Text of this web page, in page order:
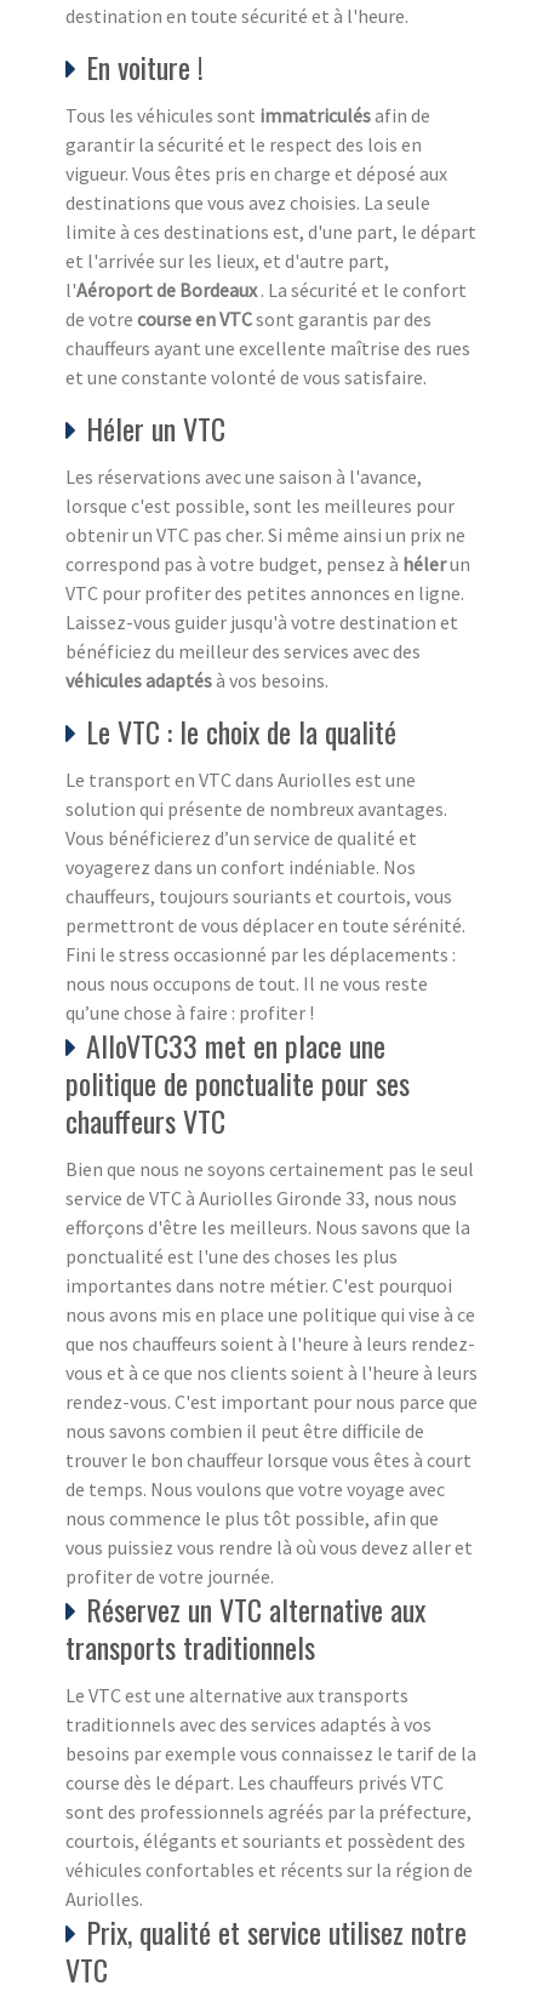
destination en toute sécurité et à l'heure.
En voiture !
Tous les véhicules sont immatriculésafin de
garantir la sécurité et le respect des lois en
vigueur. Vous êtes pris en charge et déposé aux
destinations que vous avez choisies. La seule
limite à ces destinations est, d'une part, le départ
et l'arrivée sur les lieux, et d'autre part,
l'Aéroport de Bordeaux. La sécurité et le confort
de votre course en VTCsont garantis par des
chauffeurs ayant une excellente maîtrise des rues
et une constante volonté de vous satisfaire.
Héler un VTC
Les réservations avec une saison à l'avance,
lorsque c'est possible, sont les meilleures pour
obtenir un VTC pas cher. Si même ainsi un prix ne
correspond pas à votre budget, pensez à hélerun
VTC pour profiter des petites annonces en ligne.
Laissez-vous guider jusqu'à votre destination et
bénéficiez du meilleur des services avec des
véhicules adaptésà vos besoins.
Le VTC : le choix de la qualité
Le transport en VTC dans Auriolles est une
solution qui présente de nombreux avantages.
Vous bénéficierez d’un service de qualité et
voyagerez dans un confort indéniable. Nos
chauffeurs, toujours souriants et courtois, vous
permettront de vous déplacer en toute sérénité.
Fini le stress occasionné par les déplacements :
nous nous occupons de tout. Il ne vous reste
qu’une chose à faire : profiter !
AlloVTC33 met en place une
politique de ponctualite pour ses
chauffeurs VTC
Bien que nous ne soyons certainement pas le seul
service de VTC à Auriolles Gironde 33, nous nous
efforçons d'être les meilleurs. Nous savons que la
ponctualité est l'une des choses les plus
importantes dans notre métier. C'est pourquoi
nous avons mis en place une politique qui vise à ce
que nos chauffeurs soient à l'heure à leurs rendez-
vous et à ce que nos clients soient à l'heure à leurs
rendez-vous. C'est important pour nous parce que
nous savons combien il peut être difficile de
trouver le bon chauffeur lorsque vous êtes à court
de temps. Nous voulons que votre voyage avec
nous commence le plus tôt possible, afin que
vous puissiez vous rendre là où vous devez aller et
profiter de votre journée.
Réservez un VTC alternative aux
transports traditionnels
Le VTC est une alternative aux transports
traditionnels avec des services adaptés à vos
besoins par exemple vous connaissez le tarif de la
course dès le départ. Les chauffeurs privés VTC
sont des professionnels agréés par la préfecture,
courtois, élégants et souriants et possèdent des
véhicules confortables et récents sur la région de
Auriolles.
Prix, qualité et service utilisez notre
VTC